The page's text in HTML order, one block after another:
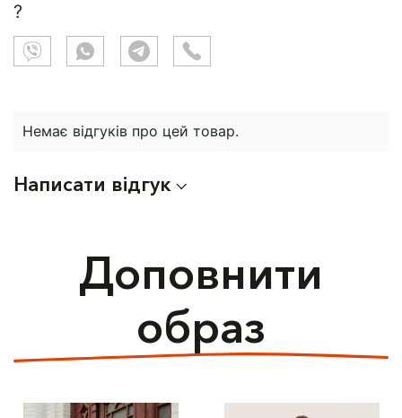
?
Немає відгуків про цей товар.
Написати відгук
Доповнити
образ